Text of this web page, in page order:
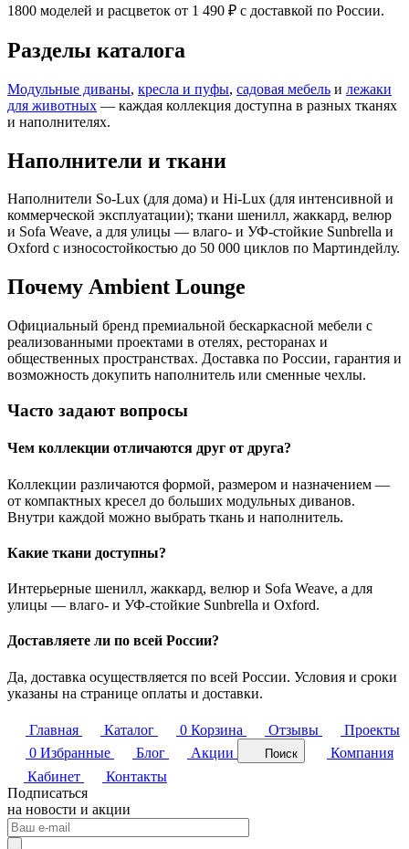
1800 моделей и расцветок от 1 490 ₽ с доставкой по России.
Разделы каталога
Модульные диваны, кресла и пуфы, садовая мебель и лежаки
для животных — каждая коллекция доступна в разных тканях
и наполнителях.
Наполнители и ткани
Наполнители So-Lux (для дома) и Hi-Lux (для интенсивной и
коммерческой эксплуатации); ткани шенилл, жаккард, велюр
и Sofa Weave, а для улицы — влаго- и УФ-стойкие Sunbrella и
Oxford с износостойкостью до 50 000 циклов по Мартиндейлу.
Почему Ambient Lounge
Официальный бренд премиальной бескаркасной мебели с
реализованными проектами в отелях, ресторанах и
общественных пространствах. Доставка по России, гарантия и
возможность докупить наполнитель или сменные чехлы.
Часто задают вопросы
Чем коллекции отличаются друг от друга?
Коллекции различаются формой, размером и назначением —
от компактных кресел до больших модульных диванов.
Внутри каждой можно выбрать ткань и наполнитель.
Какие ткани доступны?
Интерьерные шенилл, жаккард, велюр и Sofa Weave, а для
улицы — влаго- и УФ-стойкие Sunbrella и Oxford.
Доставляете ли по всей России?
Да, доставка осуществляется по всей России. Условия и сроки
указаны на странице оплаты и доставки.
Главная Каталог 0 Корзина Отзывы
Проекты
0 Избранные Блог Акции Поиск
Компания
Кабинет
Контакты
Подписаться
на новости и акции